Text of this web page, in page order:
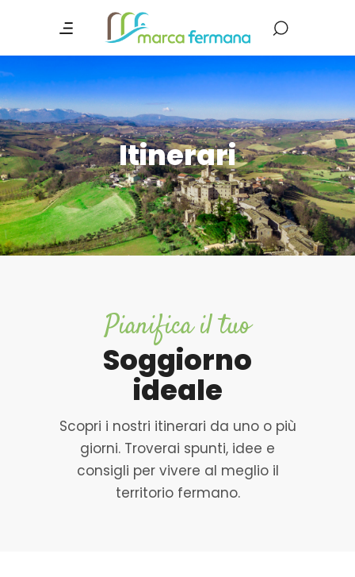
Itinerari
Pianifica il tuo
Soggiorno
ideale
Scopri i nostri itinerari da uno o più
giorni. Troverai spunti, idee e
consigli per vivere al meglio il
territorio fermano.